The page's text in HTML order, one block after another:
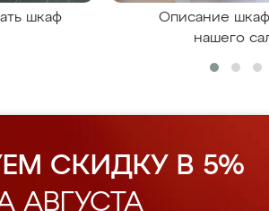
шкаф
Описание
нашего
СКИДКУ В 5%
АВГУСТА